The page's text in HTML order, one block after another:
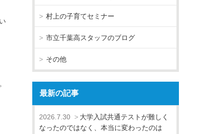
村上の子育てセミナー
市立千葉高スタッフのブログ
その他
最新の記事
2026.7.30
大学入試共通テストが難しく
なったのではなく、本当に変わったのは